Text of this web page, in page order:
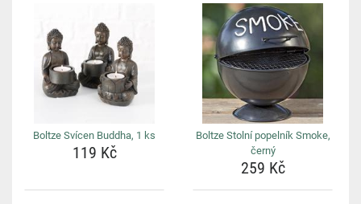
Boltze Svícen Buddha, 1 ks
119 Kč
Boltze Stolní popelník Smoke,
černý
259 Kč